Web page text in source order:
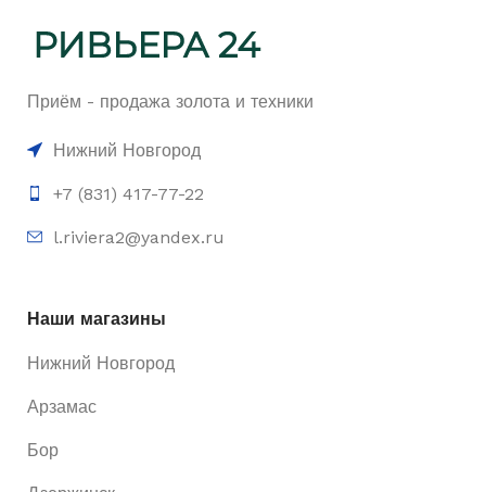
Приём - продажа золота и техники
Нижний Новгород
+7 (831) 417-77-22
l.riviera2@yandex.ru
Наши магазины
Нижний Новгород
Арзамас
Бор